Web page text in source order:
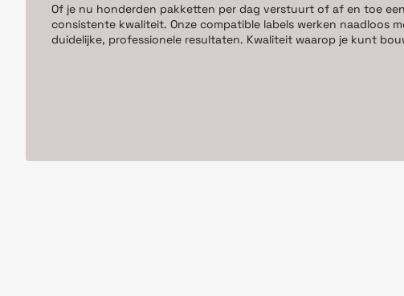
Of je nu honderden pakketten per dag verstuurt of af en toe
consistente kwaliteit. Onze compatible labels werken naadloos
duidelijke, professionele resultaten. Kwaliteit waarop je kunt